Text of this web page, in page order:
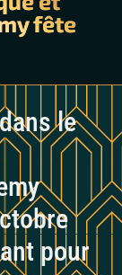
fête
le
pour